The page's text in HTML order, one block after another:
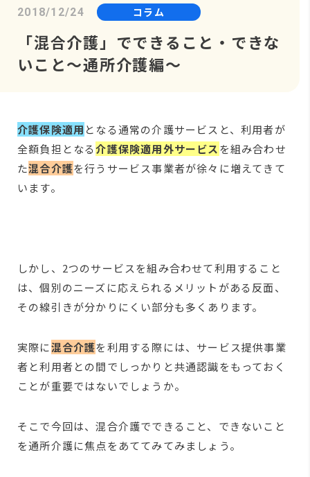
2018/12/24 コラム
「混合介護」でできること・できな
いこと～通所介護編～
介護保険適用 となる通常の介護サービスと、利用者が
全額負担となる介護保険適用外サービスを組み合わせ
た混合介護を行うサービス事業者が徐々に増えてきて
います。
しかし、2つのサービスを組み合わせて利用すること
は、個別のニーズに応えられるメリットがある反面、
その線引きが分かりにくい部分も多くあります。
実際に混合介護を利用する際には、サービス提供事業
者と利用者との間でしっかりと共通認識をもっておく
ことが重要ではないでしょうか。
そこで今回は、混合介護でできること、できないこと
を通所介護に焦点をあててみてみましょう。